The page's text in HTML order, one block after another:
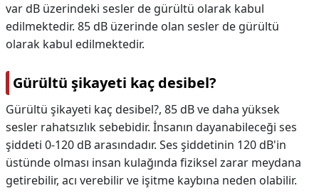
var dB üzerindeki sesler de gürültü olarak kabul
edilmektedir. 85 dB üzerinde olan sesler de gürültü
olarak kabul edilmektedir.
Gürültü şikayeti kaç desibel?
Gürültü şikayeti kaç desibel?, 85 dB ve daha yüksek
sesler rahatsızlık sebebidir. İnsanın dayanabileceği ses
şiddeti 0-120 dB arasındadır. Ses şiddetinin 120 dB'in
üstünde olması insan kulağında fiziksel zarar meydana
getirebilir, acı verebilir ve işitme kaybına neden olabilir.